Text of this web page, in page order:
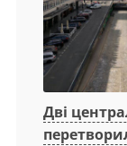
Дві